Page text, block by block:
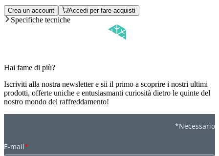
Crea un account Accedi per fare acquisti
Specifiche tecniche
Hai fame di più?
Iscriviti alla nostra newsletter e sii il primo a scoprire i nostri ultimi
prodotti, offerte uniche e entusiasmanti curiosità dietro le quinte del
nostro mondo del raffreddamento!
*Necessario
E-mail*